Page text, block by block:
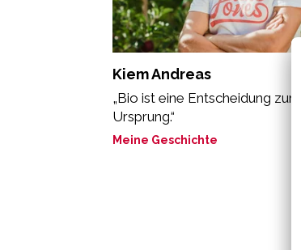
Kiem Andreas
„Bio ist eine Entscheidung
Ursprung.“
Meine Geschichte